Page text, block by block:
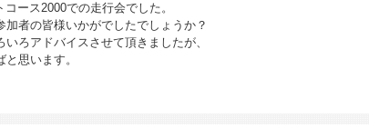
ース2000での走行会でした。
者の皆様いかがでしたでしょうか？
ろアドバイスさせて頂きましたが、
思います。